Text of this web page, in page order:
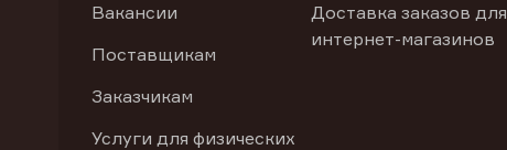
Вакансии
Поставщикам
Заказчикам
Услуги для физических
Доставка заказов для
интернет-магазинов